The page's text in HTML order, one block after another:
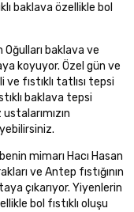
baklava özellikle bol
Oğulları baklava ve
koyuyor. Özel gün ve
fıstıklı tatlısı tepsi
baklava tepsi
mimarı Hacı Hasan
ve Antep fıstığının
çıkarıyor. Yiyenlerin
bol fıstıklı oluşu